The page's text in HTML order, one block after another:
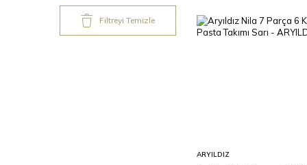
Filtreyi Temizle
ARYILDIZ